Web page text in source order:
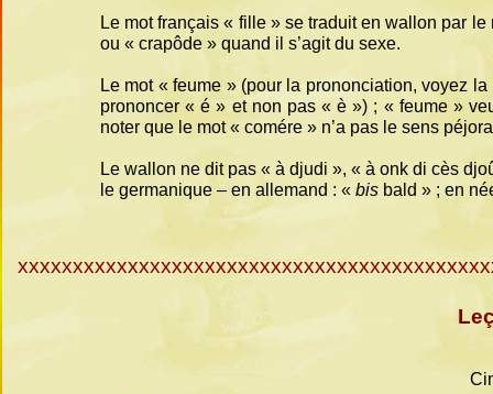
Le mot français « fille » se traduit en wallon par
ou « crapôde » quand il s’agit du sexe.
Le mot « feume » (pour la prononciation, voyez
prononcer « é » et non pas « è ») ; « feume »
noter que le mot « comére » n’a pas le sens
Le wallon ne dit pas « à djudi », « à onk di cès
le germanique – en allemand : « bis bald » ; en